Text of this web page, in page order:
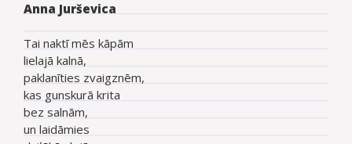
Anna Jurševica
Tai naktī mēs kāpām
lielajā kalnā,
paklanīties zvaigznēm,
kas gunskurā krita
bez salnām,
un laidāmies